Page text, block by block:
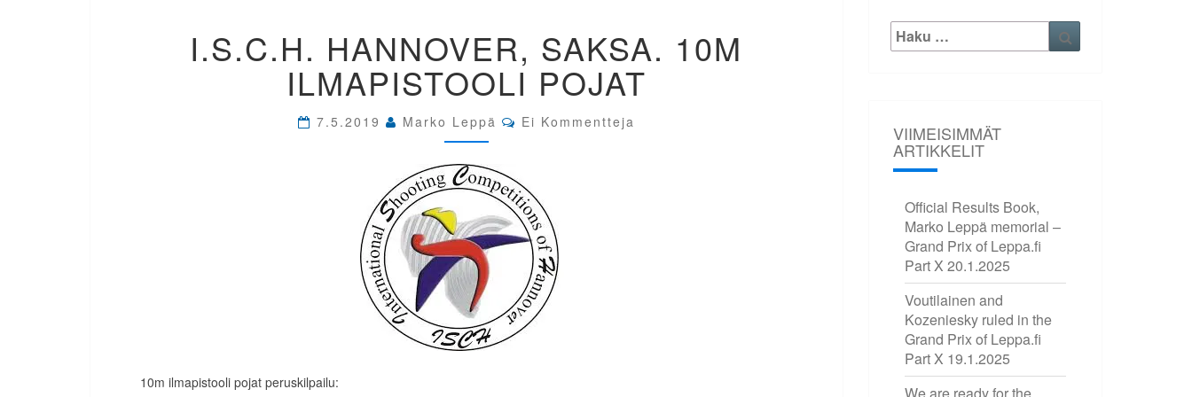
HANNOVER,
SAKSA.
10M
ILMAPISTOOLI
I.S.C.H. HANNOVER, SAKSA. 10M
ILMAPISTOOLI POJAT
7.5.2019 Marko Leppä Comments
Ei Kommentteja
10m ilmapistooli pojat peruskilpailu:
Etsi:
VIIMEISIMMÄT
ARTIKKELIT
Official Results Book,
Marko Leppä memorial –
Grand Prix of Leppa.fi
Part X 20.1.2025
Voutilainen and
Kozeniesky ruled in the
Grand Prix of Leppa.fi
Part X 19.1.2025
We are ready for the